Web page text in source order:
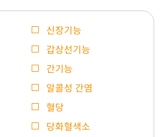
신장기능
갑상선기능
간기능
알콜성 간염
혈당
당화혈색소